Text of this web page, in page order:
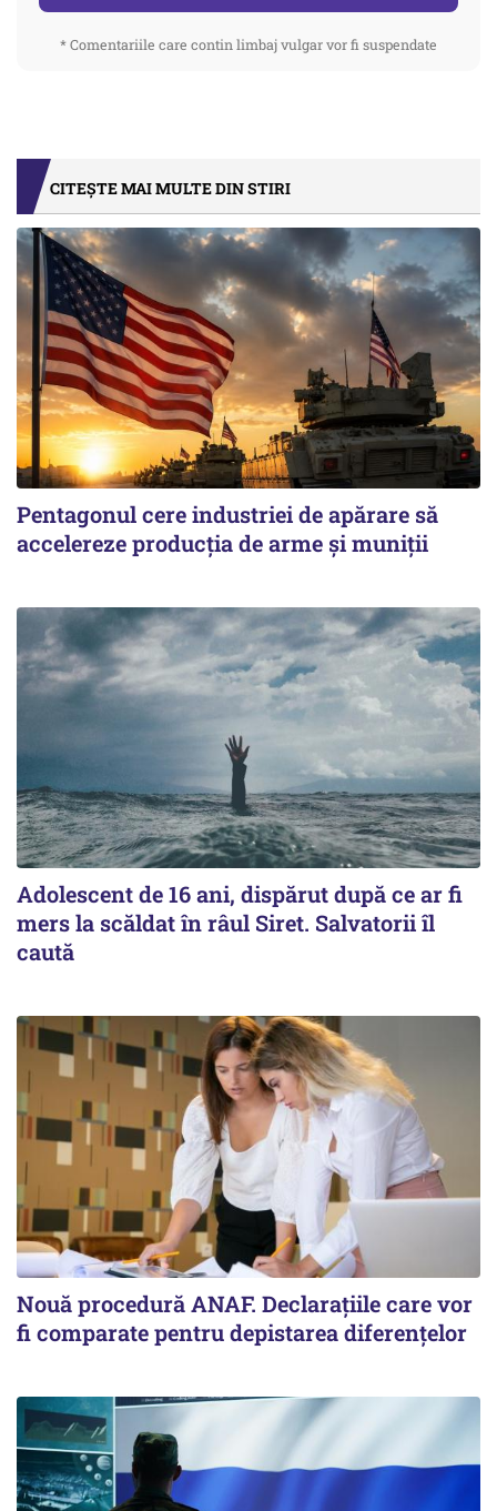
* Comentariile care contin limbaj vulgar vor fi suspendate
CITEȘTE MAI MULTE DIN STIRI
Pentagonul cere industriei de apărare să
accelereze producția de arme și muniții
Adolescent de 16 ani, dispărut după ce ar fi
mers la scăldat în râul Siret. Salvatorii îl
caută
Nouă procedură ANAF. Declarațiile care vor
fi comparate pentru depistarea diferențelor